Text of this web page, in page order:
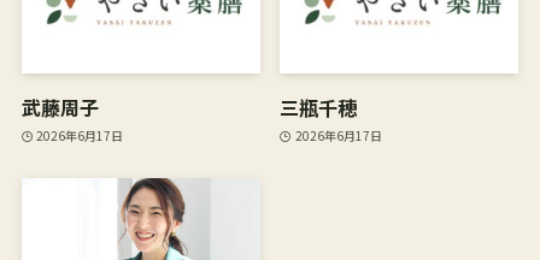
武藤周子
2026年6月17日
三瓶千穂
2026年6月17日